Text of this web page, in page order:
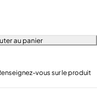
au panier
vous sur le produit